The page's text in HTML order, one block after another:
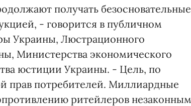
получать безосновательные
- говорится в публичном
Украины, Люстрационного
Министерства экономического
юстиции Украины. - Цель, по
прав потребителей. Миллиардные
ритейлеров незаконным